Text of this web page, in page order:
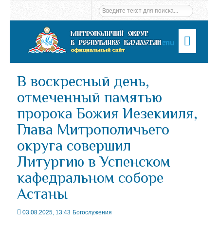
Menu
В воскресный день,
отмеченный памятью
пророка Божия Иезекииля,
Глава Митрополичьего
округа совершил
Литургию в Успенском
кафедральном соборе
Астаны
03.08.2025, 13:43 Богослужения